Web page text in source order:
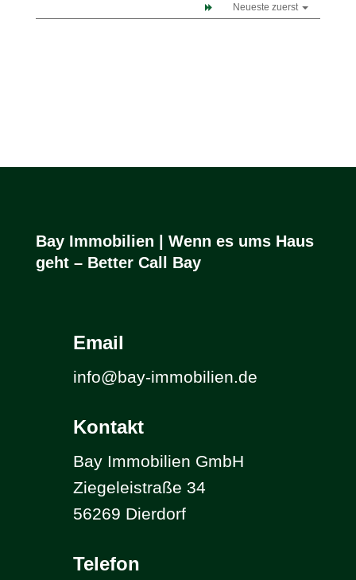
Neueste zuerst
Bay Immobilien | Wenn es ums Haus
geht – Better Call Bay
Email
info@bay-immobilien.de
Kontakt
Bay Immobilien GmbH
Ziegeleistraße 34
56269 Dierdorf
Telefon